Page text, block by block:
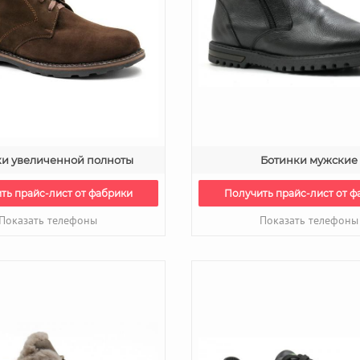
увеличенной полноты
прайс-лист от фабрики
Показать телефоны
Ботинки мужские
Получить прайс-лист от
Показать телефоны